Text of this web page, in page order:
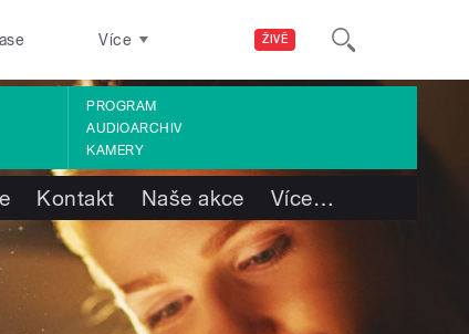
ŽIVĚ
Více
PROGRAM
AUDIOARCHIV
KAMERY
Kontakt Naše akce Více…